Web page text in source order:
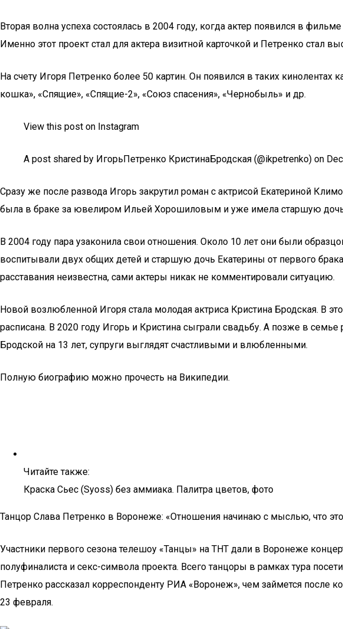
Вторая волна успеха состоялась в 2004 году, когда актер появился в
Именно этот проект стал для актера визитной карточкой и Петренко стал
На счету Игоря Петренко более 50 картин. Он появился в таких
кошка», «Спящие», «Спящие-2», «Союз спасения», «Чернобыль» и др.
View this post on Instagram
A post shared by ИгорьПетренко КристинаБродская (@ikpetrenko) on
Сразу же после развода Игорь закрутил роман с актрисой Екатериной
была в браке за ювелиром Ильей Хорошиловым и уже имела старшую дочь.
В 2004 году пара узаконила свои отношения. Около 10 лет они были
воспитывали двух общих детей и старшую дочь Екатерины от первого
расставания неизвестна, сами актеры никак не комментировали ситуацию.
Новой возлюбленной Игоря стала молодая актриса Кристина Бродская. В
расписана. В 2020 году Игорь и Кристина сыграли свадьбу. А позже в
Бродской на 13 лет, супруги выглядят счастливыми и влюбленными.
Полную биографию можно прочесть на Википедии.
Читайте также:
Краска Сьес (Syoss) без аммиака. Палитра цветов, фото
Танцор Слава Петренко в Воронеже: «Отношения начинаю с мыслью, что
Участники первого сезона телешоу «Танцы» на ТНТ дали в Воронеже
полуфиналиста и секс-символа проекта. Всего танцоры в рамках тура
Петренко рассказал корреспонденту РИА «Воронеж», чем займется после
23 февраля.